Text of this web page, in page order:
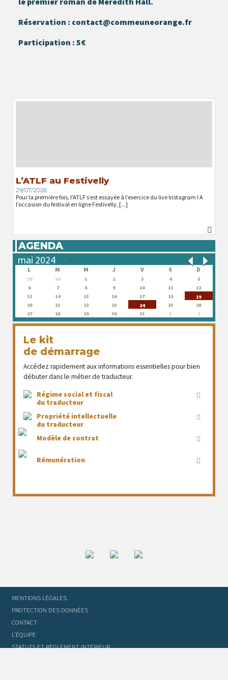
Réservation : contact@commeuneorange.fr
Participation : 5€
L’ATLF au Festivelly
29/07/2026
Pour la première fois, l’ATLF s’est essayée à l’exercice du live Instagram ! A
l’occasion du festival en ligne Festivelly, [...]
AGENDA
L M M J V S D
29 30 1 2 3 4
5
6
7 8 9 10 11
12
13
14 15 16 17 18
19
20
21 22 23 24 25
26
27
28 29 30 31 1 2
Le kit
de démarrage
Accédez rapidement aux informations essentielles pour bien
débuter dans le métier de traducteur.
Régime social et fiscal
du traducteur
Propriété intellectuelle
du traducteur
Modèle de contrat
Rémunération
MENTIONS LÉGALES
PROTECTION DES DONNÉES
CONTACT
L’ÉQUIPE
STATUTS ET RÈGLEMENT INTÉRIEUR